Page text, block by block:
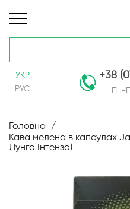
УКР
РУС
+38
Пн-
Content
Головна
Кава мелена в капсулах
Лунго Інтензо)